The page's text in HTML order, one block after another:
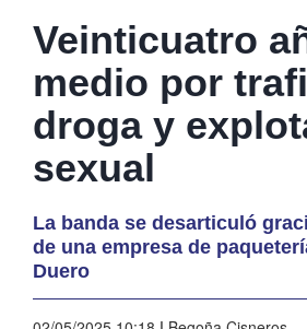
Veinticuatro
medio por
droga y
sexual
La banda se desarticuló
de una empresa de
Duero